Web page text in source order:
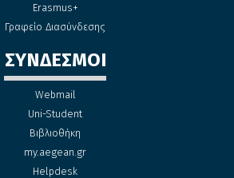
Erasmus+
Γραφείο Διασύνδεσης
ΣΥΝΔΕΣΜΟΙ
Webmail
Uni-Student
Βιβλιοθήκη
my.aegean.gr
Helpdesk